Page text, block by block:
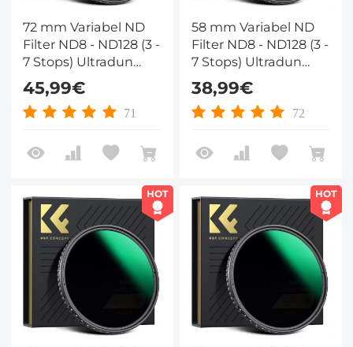
72 mm Variabel ND
Filter ND8 - ND128 (3 -
7 Stops) Ultradun
Variabel Gradiënt
Hydrofoob VND Filter
Met Hoge Resolutie
45,99€
71
58 mm Variabel ND
Filter ND8 - ND128 (3 -
7 Stops) Ultradun
Variabel Gradiënt
Hydrofoob VND Filter
Met Hoge Resolutie
38,99€
72
HOT HOT